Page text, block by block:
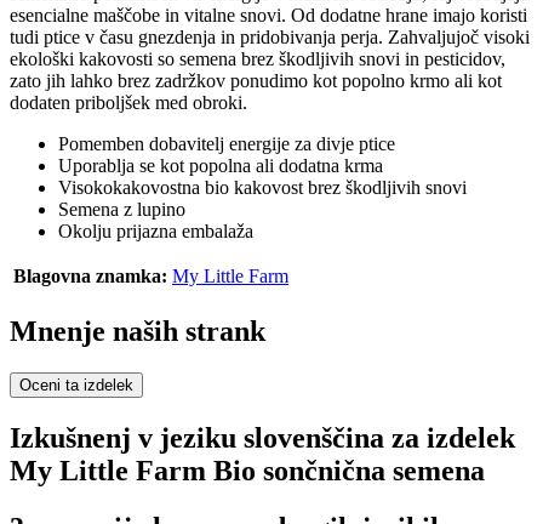
esencialne maščobe in vitalne snovi. Od dodatne hrane imajo koristi
tudi ptice v času gnezdenja in pridobivanja perja. Zahvaljujoč visoki
ekološki kakovosti so semena brez škodljivih snovi in pesticidov,
zato jih lahko brez zadržkov ponudimo kot popolno krmo ali kot
dodaten priboljšek med obroki.
Pomemben dobavitelj energije za divje ptice
Uporablja se kot popolna ali dodatna krma
Visokokakovostna bio kakovost brez škodljivih snovi
Semena z lupino
Okolju prijazna embalaža
Blagovna znamka: My Little Farm
Mnenje naših strank
Oceni ta izdelek
Izkušnenj v jeziku slovenščina za izdelek
My Little Farm Bio sončnična semena